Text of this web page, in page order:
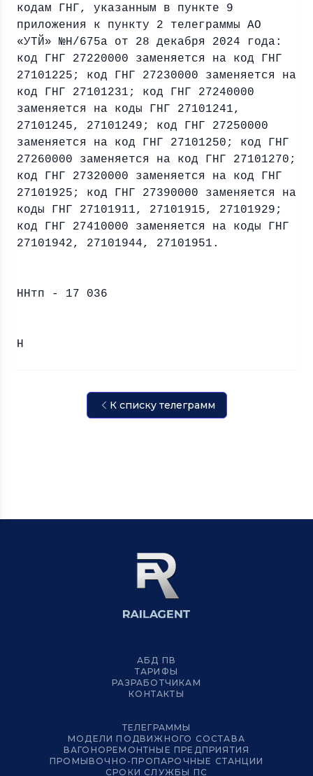
кодам ГНГ, указанным в пункте 9
приложения к пункту 2 телеграммы АО
«УТЙ» №Н/675а от 28 декабря 2024 года:
код ГНГ 27220000 заменяется на код ГНГ
27101225; код ГНГ 27230000 заменяется на
код ГНГ 27101231; код ГНГ 27240000
заменяется на коды ГНГ 27101241,
27101245, 27101249; код ГНГ 27250000
заменяется на код ГНГ 27101250; код ГНГ
27260000 заменяется на код ГНГ 27101270;
код ГНГ 27320000 заменяется на код ГНГ
27101925; код ГНГ 27390000 заменяется на
коды ГНГ 27101911, 27101915, 27101929;
код ГНГ 27410000 заменяется на коды ГНГ
27101942, 27101944, 27101951.
ННтп - 17 036
Н
К списку телеграмм
АБД ПВ
ТАРИФЫ
РАЗРАБОТЧИКАМ
КОНТАКТЫ
ТЕЛЕГРАММЫ
МОДЕЛИ ПОДВИЖНОГО СОСТАВА
ВАГОНОРЕМОНТНЫЕ ПРЕДПРИЯТИЯ
ПРОМЫВОЧНО-ПРОПАРОЧНЫЕ СТАНЦИИ
СРОКИ СЛУЖБЫ ПС